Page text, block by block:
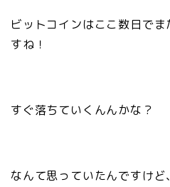
ビットコインはここ数日で
すね！
すぐ落ちていくんんかな？
なんて思っていたんですけ